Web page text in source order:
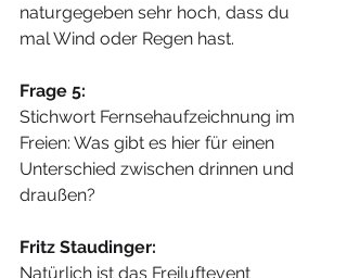
naturgegeben sehr hoch, dass du
mal Wind oder Regen hast.
Frage 5:
Stichwort Fernsehaufzeichnung im
Freien: Was gibt es hier für einen
Unterschied zwischen drinnen und
draußen?
Fritz Staudinger:
Natürlich ist das Freiluftevent